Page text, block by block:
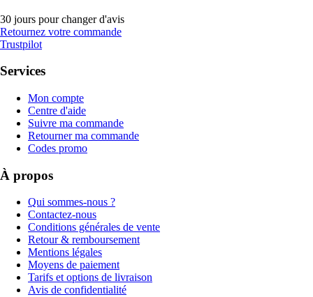
30 jours pour changer d'avis
Retournez votre commande
Trustpilot
Services
Mon compte
Centre d'aide
Suivre ma commande
Retourner ma commande
Codes promo
À propos
Qui sommes-nous ?
Contactez-nous
Conditions générales de vente
Retour & remboursement
Mentions légales
Moyens de paiement
Tarifs et options de livraison
Avis de confidentialité